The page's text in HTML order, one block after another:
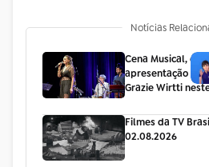
Notícias
Cena Musical, da
apresentação
Grazie Wirtti
Filmes da TV
02.08.2026